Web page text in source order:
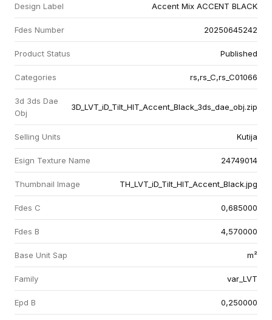
Design Label Accent Mix ACCENT BLACK
Fdes Number 20250645242
Product Status Published
Categories rs,rs_C,rs_C01066
3d 3ds Dae
Obj
3D_LVT_iD_Tilt_HIT_Accent_Black_3ds_dae_obj.zip
Selling Units Kutija
Esign Texture Name 24749014
Thumbnail Image TH_LVT_iD_Tilt_HIT_Accent_Black.jpg
Fdes C 0,685000
Fdes B 4,570000
Base Unit Sap m²
Family var_LVT
Epd B 0,250000